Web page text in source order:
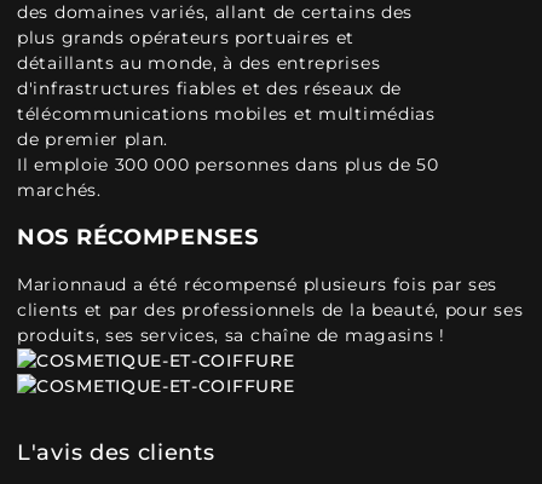
des domaines variés, allant de certains des
plus grands opérateurs portuaires et
détaillants au monde, à des entreprises
d'infrastructures fiables et des réseaux de
télécommunications mobiles et multimédias
de premier plan.
Il emploie 300 000 personnes dans plus de 50
marchés.
NOS RÉCOMPENSES
Marionnaud a été récompensé plusieurs fois par ses
clients et par des professionnels de la beauté, pour ses
produits, ses services, sa chaîne de magasins !
L'avis des clients